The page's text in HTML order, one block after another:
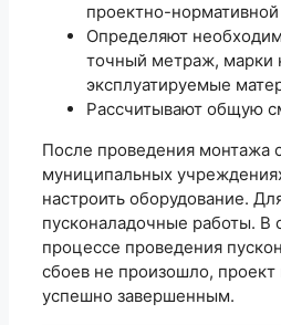
проектно-
Определяют
точный метраж, марки
эксплуатируемые
Рассчитывают общую
После проведения монтажа
муниципальных
настроить оборудование.
пусконаладочные работы. В
процессе проведения
сбоев не произошло,
успешно завершенным.